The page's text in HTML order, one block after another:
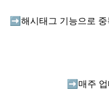
➡️ 해시태그 기능으로
➡️ 매주